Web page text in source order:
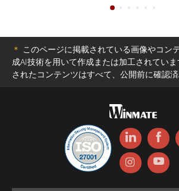
＊ このページに掲載されている画像やコン
成AI技術を用いて作成または加工されてい
されたコンテンツはすべて、公開前に確認済